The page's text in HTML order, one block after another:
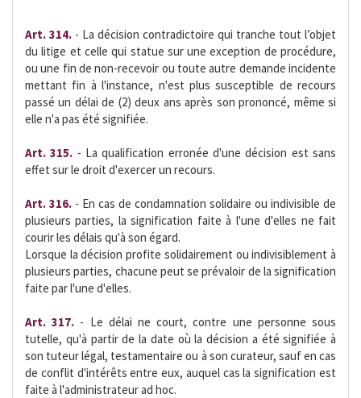
Art. 314. - La décision contradictoire qui tranche tout l’objet
du litige et celle qui statue sur une exception de procédure,
ou une fin de non-recevoir ou toute autre demande incidente
mettant fin à l'instance, n'est plus susceptible de recours
passé un délai de (2) deux ans après son prononcé, même si
elle n'a pas été signifiée.
Art. 315. - La qualification erronée d'une décision est sans
effet sur le droit d'exercer un recours.
Art. 316. - En cas de condamnation solidaire ou indivisible de
plusieurs parties, la signification faite à l'une d'elles ne fait
courir les délais qu'à son égard.
Lorsque la décision profite solidairement ou indivisiblement à
plusieurs parties, chacune peut se prévaloir de la signification
faite par l'une d'elles.
Art. 317. - Le délai ne court, contre une personne sous
tutelle, qu'à partir de la date où la décision a été signifiée à
son tuteur légal, testamentaire ou à son curateur, sauf en cas
de conflit d'intérêts entre eux, auquel cas la signification est
faite à l'administrateur ad hoc.